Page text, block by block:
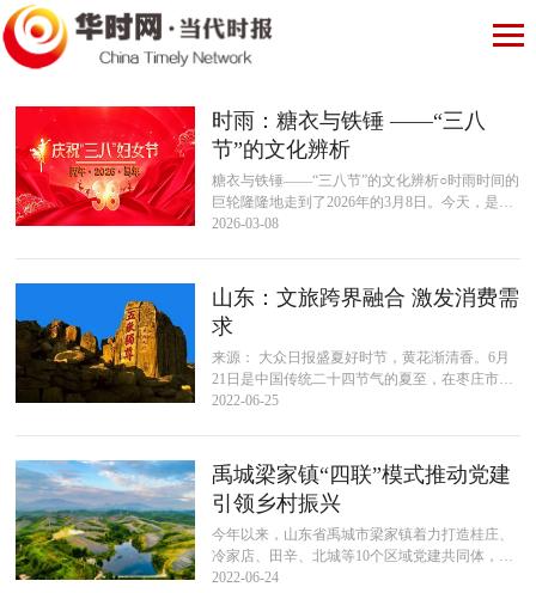
时雨：糖衣与铁锤 ——“三八
节”的文化辨析
糖衣与铁锤——“三八节”的文化辨析○时雨时间的
巨轮隆隆地走到了2026年的3月8日。今天，是全
世界最神圣、最值得骄傲的节日——“三八”国际
2026-03-08
山东：文旅跨界融合 激发消费需
求
来源： 大众日报盛夏好时节，黄花渐清香。6月
21日是中国传统二十四节气的夏至，在枣庄市台
儿庄古城景区，“夏至吃面”的风俗被演绎成一场
2022-06-25
禹城梁家镇“四联”模式推动党建
引领乡村振兴
今年以来，山东省禹城市梁家镇着力打造桂庄、
冷家店、田辛、北城等10个区域党建共同体，力
争全年实现全镇61个行政村全覆盖。坚持分类组
2022-06-24